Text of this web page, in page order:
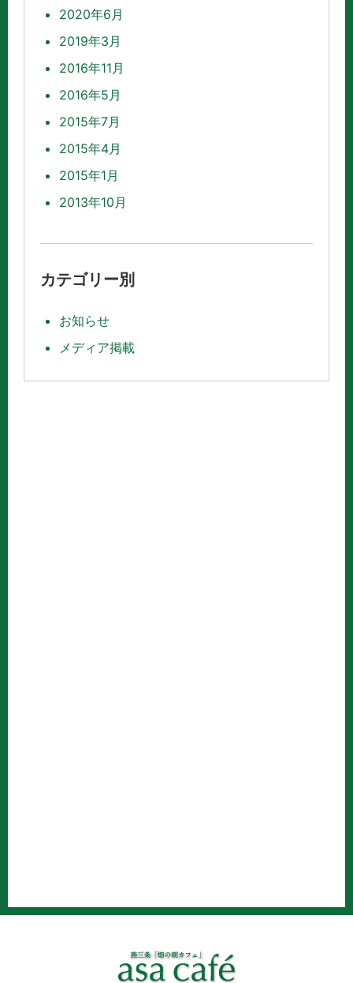
2020年6月
2019年3月
2016年11月
2016年5月
2015年7月
2015年4月
2015年1月
2013年10月
カテゴリー別
お知らせ
メディア掲載